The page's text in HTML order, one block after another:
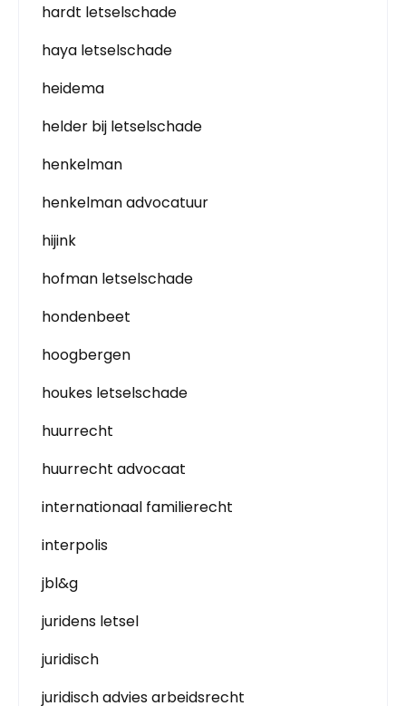
hardt letselschade
haya letselschade
heidema
helder bij letselschade
henkelman
henkelman advocatuur
hijink
hofman letselschade
hondenbeet
hoogbergen
houkes letselschade
huurrecht
huurrecht advocaat
internationaal familierecht
interpolis
jbl&g
juridens letsel
juridisch
juridisch advies arbeidsrecht